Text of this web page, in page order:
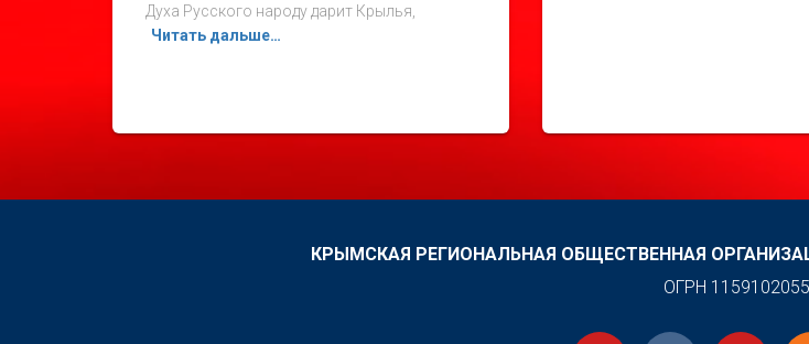
Духа Русского народу дарит Крылья,
Читать дальше…
КРЫМСКАЯ РЕГИОНАЛЬНАЯ ОБЩЕСТВЕННАЯ
ОГРН